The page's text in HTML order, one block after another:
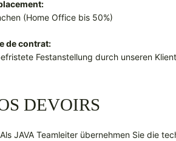
(Home Office bis 50%)
de contrat:
Festanstellung durch unseren
DEVOIRS
Als JAVA Teamleiter übernehmen Sie die